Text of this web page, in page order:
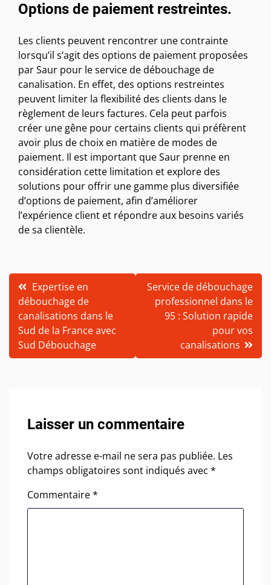
Options de paiement restreintes.
Les clients peuvent rencontrer une contrainte
lorsqu’il s’agit des options de paiement proposées
par Saur pour le service de débouchage de
canalisation. En effet, des options restreintes
peuvent limiter la flexibilité des clients dans le
règlement de leurs factures. Cela peut parfois
créer une gêne pour certains clients qui préfèrent
avoir plus de choix en matière de modes de
paiement. Il est important que Saur prenne en
considération cette limitation et explore des
solutions pour offrir une gamme plus diversifiée
d’options de paiement, afin d’améliorer
l’expérience client et répondre aux besoins variés
de sa clientèle.
Navigation
de
l’article
Expertise en
débouchage de
canalisations dans le
Sud de la France avec
Sud Débouchage
Service de débouchage
professionnel dans le
95 : Solution rapide
pour vos
canalisations
Laisser un commentaire
Votre adresse e-mail ne sera pas publiée. Les
champs obligatoires sont indiqués avec *
Commentaire*